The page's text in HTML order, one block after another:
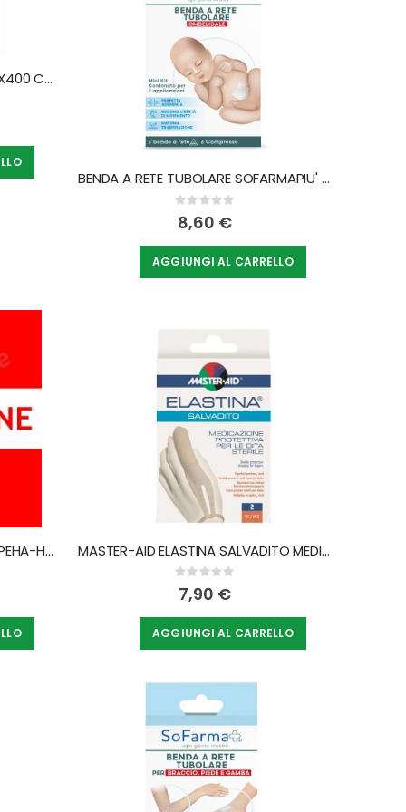
BENDA OVATTA AGUGLIATA 15X400 CM 1 PEZZO
BENDA A RETE TUBOLARE SOFARMAPIU' OMBELICALE 3 METRI TESI
Rating:
0%
8,60 €
AGGIUNGI AL CARRELLO
BENDA COESIVA DI FISSAGGIO PEHA-HAFT LATEX FREE CM 4X20M 1 PEZZO MASTER-AID ELASTINA SALVADITO MEDICAZIONE PROTETTIVA DITA STERILE 2 PEZZI
Rating:
0%
7,90 €
AGGIUNGI AL CARRELLO